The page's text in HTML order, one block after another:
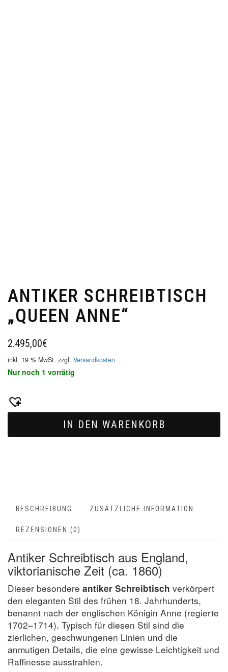
ANTIKER SCHREIBTISCH
„QUEEN ANNE“
2.495,00€
inkl. 19 % MwSt. zzgl. Versandkosten
Nur noch 1 vorrätig
IN DEN WARENKORB
BESCHREIBUNG ZUSÄTZLICHE INFORMATION
REZENSIONEN (0)
Antiker Schreibtisch aus England,
viktorianische Zeit (ca. 1860)
Dieser besondere antiker Schreibtisch verkörpert
den eleganten Stil des frühen 18. Jahrhunderts,
benannt nach der englischen Königin Anne (regierte
1702–1714). Typisch für diesen Stil sind die
zierlichen, geschwungenen Linien und die
anmutigen Details, die eine gewisse Leichtigkeit und
Raffinesse ausstrahlen.